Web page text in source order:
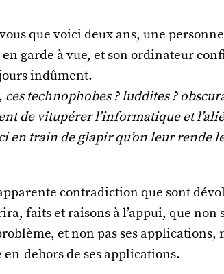
que voici deux ans, une
garde à vue, et son ordinateur
indûment.
ces technophobes ? luddites ?
de vitupérer l’informatique et
en train de glapir qu’on leur rende
apparente contradiction que sont
faits et raisons à l’appui, que non
et non pas ses applications,
en-dehors de ses applications.